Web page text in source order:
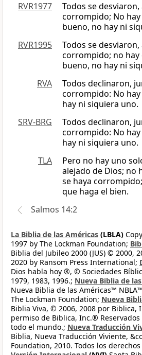
RVR1977
Todos se desviaron,
corrompido; No
bueno, no hay ni
RVR1995
Todos se desviaron,
corrompido; no hay
bueno, no hay ni
RVA
Todos declinaron,
corrompido: No
hay ni siquiera uno.
SRV-BRG
Todos declinaron,
corrompido: No
hay ni siquiera uno.
TLA
Pero no hay uno
alejado de Dios; no
se haya
que haga el bien.
Salmos 14:2
La Biblia de las Américas (LBLA)
1997 by The Lockman Foundation;
Biblia del Jubileo 2000 (JUS) © 2000,
2020 by Ransom Press International;
Dios habla hoy ®, © Sociedades
1979, 1983, 1996.; Nueva Biblia de
Nueva Biblia de las Américas™
The Lockman Foundation; Nueva
Biblia Viva, © 2006, 2008 por Biblica,
permiso de Biblica, Inc.®
todo el mundo.; Nueva Traducción
Biblia, Nueva Traducción Viviente,
Foundation, 2010. Todos los